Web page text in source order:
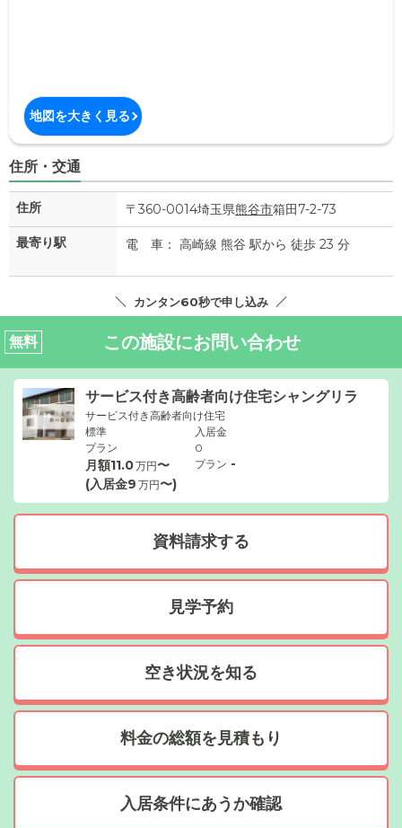
地図を大きく見る
住所・交通
住所 〒360-0014埼玉県熊谷市箱田7-2-73
最寄り駅 電 車： 高崎線 熊谷 駅から 徒歩 23 分
カンタン60秒で申し込み
無料 この施設にお問い合わせ
サービス付き高齢者向け住宅シャングリラ
サービス付き高齢者向け住宅
標準
プラン
月額11.0万円〜
(入居金9 万円〜)
入居金
0
プラン -
資料請求する
見学予約
空き状況を知る
料金の総額を見積もり
入居条件にあうか確認